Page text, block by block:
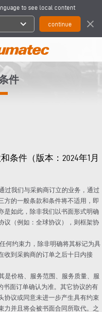
to see local content
expand_more close
件
条件（版本：2024年1月
过我们与采购商订立的业务，通过
方的一般条款和条件将不适用，即
是如此，除非我们以书面形式明确
议（例如：全球协议），则框架协
何约束力，除非明确将其标记为具
收到采购商的订单之后十日内接
是价格、服务范围、服务质量、服
书面订单确认为准。其它协议的有
协议或同意未进一步产生具有约束
力并且将会被书面合同所取代。之